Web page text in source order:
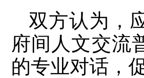
双方认为，
府间人文交流
的专业对话，